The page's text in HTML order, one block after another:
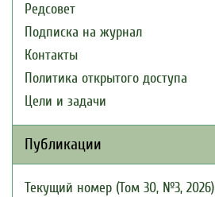
Редсовет
Подписка на журнал
Контакты
Политика открытого доступа
Цели и задачи
Публикации
Текущий номер (Том 30, №3, 2026)